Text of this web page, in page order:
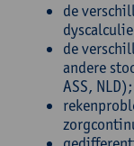
de
de
andere
ASS, NLD);